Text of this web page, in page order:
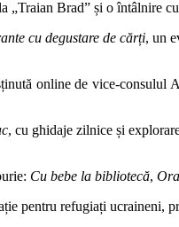
„Traian Brad” și o întâlnire
cu degustare de cărți, un
online de vice-consulul
, cu ghidaje zilnice și
Cu bebe la bibliotecă,
pentru refugiați ucraineni,